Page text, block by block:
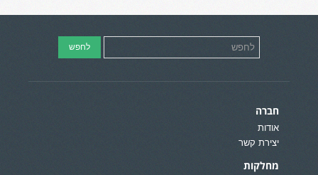
חברה
אודות
יצירת קשר
מחלקות